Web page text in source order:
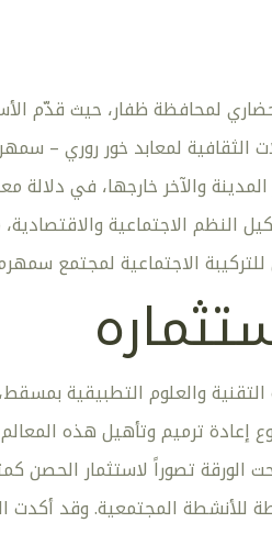
لمحافظة ظفار، حيث قدّم
الثقافية لمعابد خور روري –
والآخر خارجها، في دلالة
النظم الاجتماعية
الاجتماعية لمجتمع
والعلوم التطبيقية
إعادة ترميم وتأهيل هذه
بما يعزز الاستدامة المعمارية ويرتبط برؤية عُمان 2040.
المجتمعية. وقد أكدت